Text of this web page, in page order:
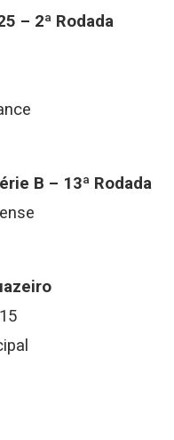
– 2ª Rodada
B – 13ª Rodada